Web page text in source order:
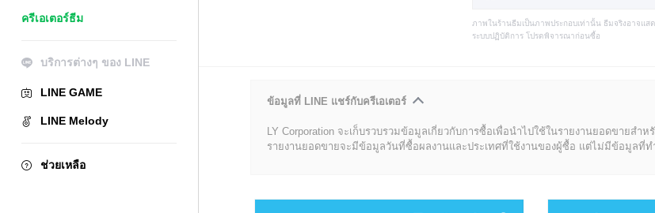
ครีเอเตอร์ธีม
บริการต่างๆ ของ LINE
LINE GAME
LINE Melody
ช่วยเหลือ
ภาพในร้านธีมเป็นภาพประกอบเท่านั้น ธีมจริงอาจแส
ระบบปฏิบัติการ โปรดพิจารณาก่อนซื้อ
ข้อมูลที่ LINE แชร์กับครีเอเตอร์
LY Corporation จะเก็บรวบรวมข้อมูลเกี่ยวกับการซื้อเพื่อนำไปใช้ในรายงานยอดขายสำห
รายงานยอดขายจะมีข้อมูลวันที่ซื้อผลงานและประเทศที่ใช้งานของผู้ซื้อ แต่ไม่มีข้อมูลที่